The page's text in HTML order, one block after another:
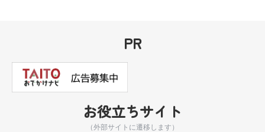
PR
お役立ちサイト
（外部サイトに遷移します）